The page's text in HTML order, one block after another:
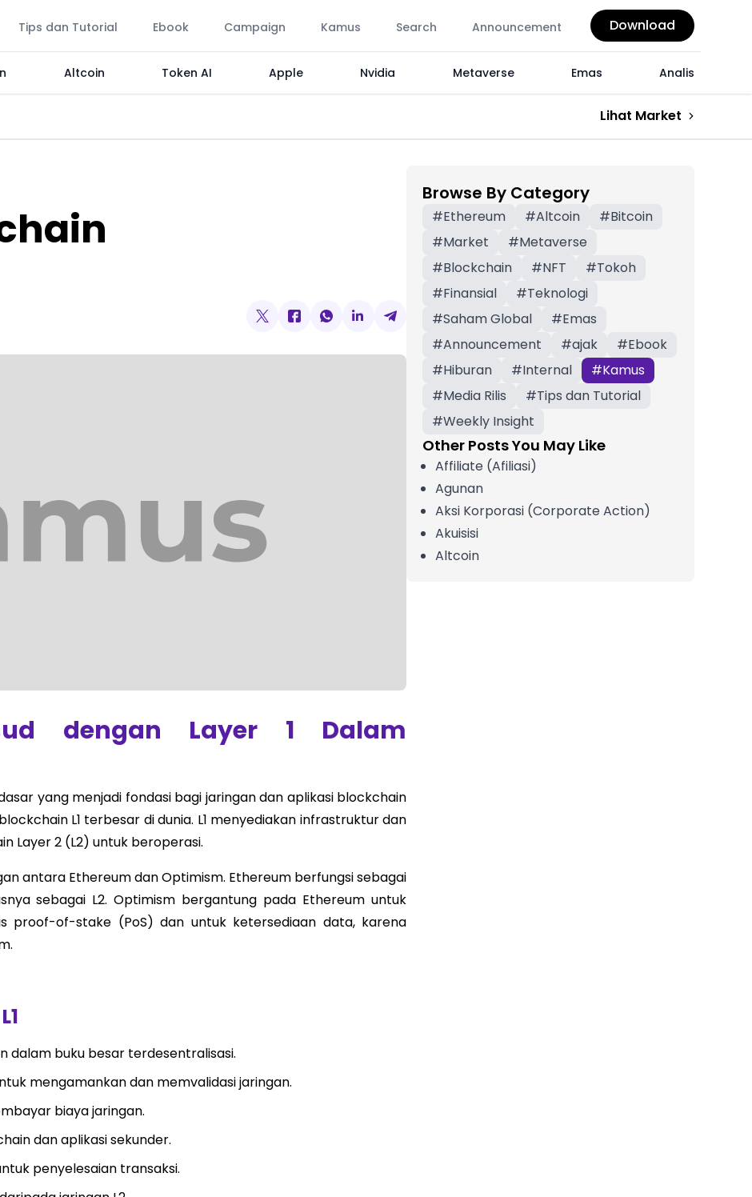
Tips dan Tutorial Ebook Campaign Kamus Search Announcement Download
Altcoin Token AI Apple Nvidia Metaverse Emas Analis
Lihat Market
dengan Layer 1 Dalam
yang menjadi fondasi bagi jaringan dan aplikasi blockchain
L1 terbesar di dunia. L1 menyediakan infrastruktur dan
Layer 2 (L2) untuk beroperasi.
antara Ethereum dan Optimism. Ethereum berfungsi sebagai
sebagai L2. Optimism bergantung pada Ethereum untuk
proof-of-stake (PoS) dan untuk ketersediaan data, karena
dalam buku besar terdesentralisasi.
mengamankan dan memvalidasi jaringan.
biaya jaringan.
dan aplikasi sekunder.
penyelesaian transaksi.
Browse By Category
#Ethereum #Altcoin #Bitcoin
#Market #Metaverse
#Blockchain #NFT #Tokoh
#Finansial #Teknologi
#Saham Global #Emas
#Announcement #ajak #Ebook
#Hiburan #Internal #Kamus
#Media Rilis #Tips dan Tutorial
#Weekly Insight
Other Posts You May Like
Affiliate (Afiliasi)
Agunan
Aksi Korporasi (Corporate Action)
Akuisisi
Altcoin